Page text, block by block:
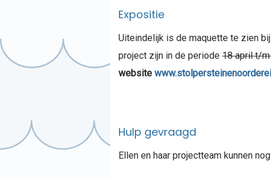
Expositie
Uiteindelijk is de maquette te zien bij
project zijn in de periode 18 april t/
website
Hulp gevraagd
Ellen en haar projectteam kunnen